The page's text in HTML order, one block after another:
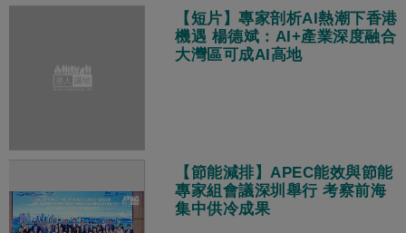
【短片】專家剖析AI熱潮下香港
機遇 楊德斌：AI+產業深度融合
大灣區可成AI高地
【節能減排】APEC能效與節能
專家組會議深圳舉行 考察前海
集中供冷成果